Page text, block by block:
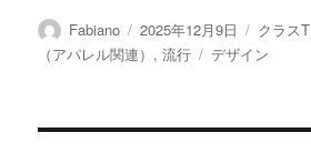
投
稿
Fabiano
投
稿
2025年12月9日
カ
テ
クラス
（アパレル関連） ,流行
タ
デザイン